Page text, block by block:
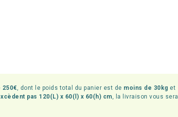
250€, dont le poids total du panier est de moins de 30kg et
pas 120(L) x 60(l) x 60(h) cm, la livraison vous sera